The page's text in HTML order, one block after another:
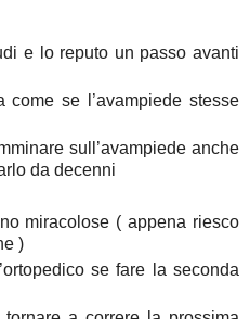
e lo reputo un passo avanti
se l’avampiede stesse
sull’avampiede anche
da decenni
miracolose ( appena riesco
)
se fare la seconda